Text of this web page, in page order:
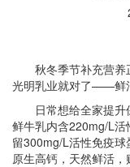
秋冬季节补充营
光明乳业就对了——鲜
日常想给全家提
鲜牛乳内含220mg/L
留300mg/L活性免疫球
原生高钙，天然鲜活，